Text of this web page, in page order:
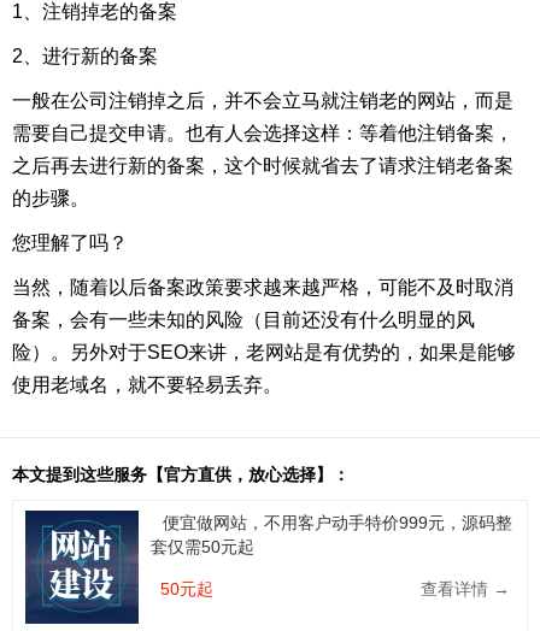
1、注销掉老的备案
2、进行新的备案
一般在公司注销掉之后，并不会立马就注销老的网站，而是
需要自己提交申请。也有人会选择这样：等着他注销备案，
之后再去进行新的备案，这个时候就省去了请求注销老备案
的步骤。
您理解了吗？
当然，随着以后备案政策要求越来越严格，可能不及时取消
备案，会有一些未知的风险（目前还没有什么明显的风
险）。另外对于SEO来讲，老网站是有优势的，如果是能够
使用老域名，就不要轻易丢弃。
本文提到这些服务【官方直供，放心选择】：
便宜做网站，不用客户动手特价999元，源码整
套仅需50元起
50元起 查看详情 →